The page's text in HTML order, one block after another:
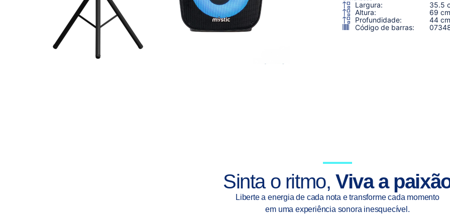
Largura:
35.5
Altura:
69 cm
Profundidade:
44 cm
Código de barras:
Sinta o ritmo,Viva a
Liberte a energia de cada nota e transforme cada momento
em uma experiência sonora inesquecível.